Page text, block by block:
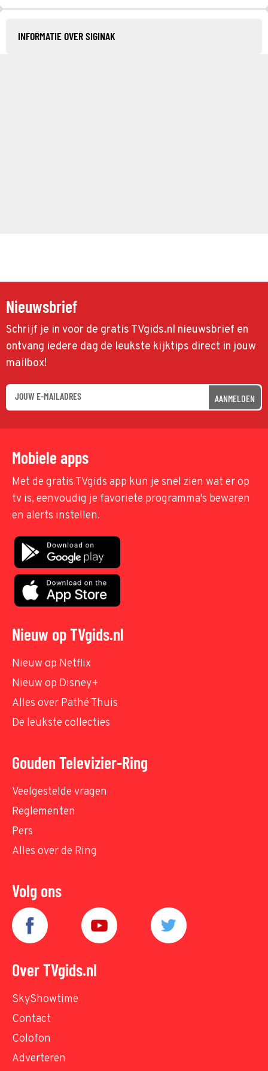
INFORMATIE OVER SIGINAK
Nieuwsbrief
Schrijf je in voor de gratis TVgids.nl nieuwsbrief en
ontvang iedere dag de leukste kijktips direct in jouw
mailbox!
AANMELDEN
Mobiele apps
Met de gratis TVgids app kun je snel zien wat er op
tv is, eenvoudig je favoriete programma's bewaren
en alerts instellen.
Nieuw op TVgids.nl
Nieuw op Netflix
Nieuw op Disney+
Alles over Pathé Thuis
De leukste collecties
Gouden Televizier-Ring
Veelgestelde vragen
Reglementen
Pers
Alles over de Ring
Volg ons
Over TVgids.nl
SkyShowtime
Contact
Colofon
Adverteren